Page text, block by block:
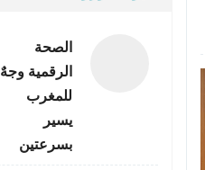
الصحة
الرقمية وجهٌ
للمغرب
يسير
بسرعتين